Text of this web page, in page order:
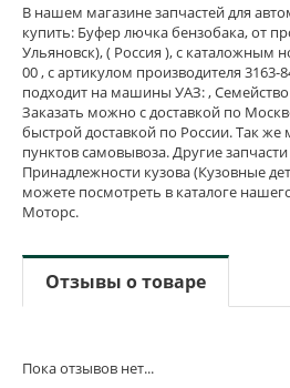
В нашем магазине запчастей для
купить: Буфер лючка бензобака, от
Ульяновск), ( Россия ), с каталожным
00 , с артикулом производителя 3163-
подходит на машины УАЗ: ,
Заказать можно с доставкой по
быстрой доставкой по России. Так же
пунктов самовывоза. Другие
Принадлежности кузова (Кузовные
можете посмотреть в каталоге
Моторс.
Отзывы о товаре
Пока отзывов нет...